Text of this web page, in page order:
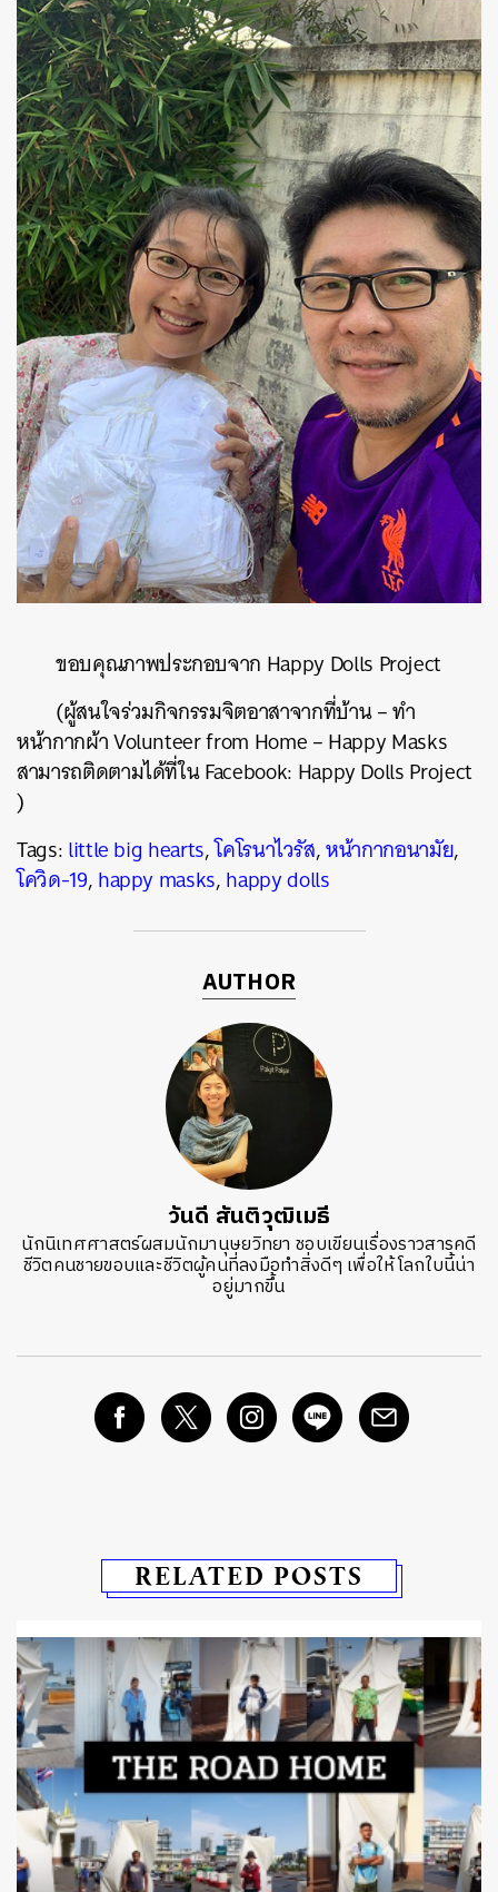
ขอบคุณภาพประกอบจาก Happy Dolls Project
(ผู้สนใจร่วมกิจกรรมจิตอาสาจากที่บ้าน–ทำ
หน้ากากผ้าVolunteer from Home – Happy Masks
สามารถติดตามได้ที่ในFacebook: Happy Dolls Project
)
Tags:little big hearts,โคโรนาไวรัส,หน้ากากอนามัย,
โควิด-19,happy masks,happy dolls
AUTHOR
วันดี สันติวุฒิเมธี
นักนิเทศศาสตร์ผสมนักมานุษยวิทยา ชอบเขียนเรื่องราวสารคดี
ชีวิตคนชายขอบและชีวิตผู้คนที่ลงมือทำสิ่งดีๆ เพื่อให้โลกใบนี้น่า
อยู่มากขึ้น
RELATED POSTS